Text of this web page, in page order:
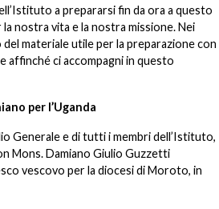
a prepararsi fin da ora a questo
nostra vita e la nostra missione. Nei
materiale utile per la preparazione con
affinché ci accompagni in questo
per l’Uganda
Generale e di tutti i membri dell’Istituto,
Mons. Damiano Giulio Guzzetti
vescovo per la diocesi di Moroto, in